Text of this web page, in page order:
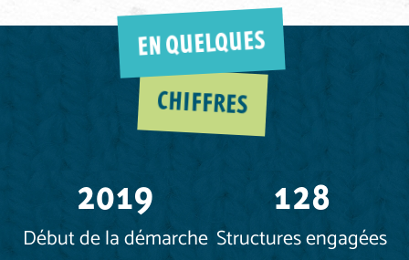
EN QUELQUES
CHIFFRES
Début de la démarche
2019
Structures engagées
128